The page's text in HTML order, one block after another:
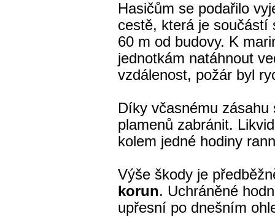
Hasičům se podařilo
cestě, která je součástí
60 m od budovy. K
jednotkám natáhnout
vzdálenost, požár byl
Díky včasnému
plamenů zabránit.
kolem jedné hodiny
Výše škody je
korun. Uchráněné
upřesní po dnešním